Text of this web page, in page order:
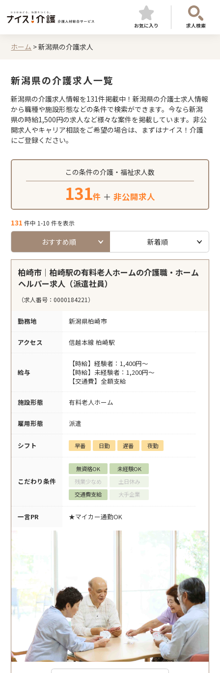
お気に入り 求人検索
ホーム >新潟県の介護求人
新潟県の介護求人一覧
新潟県の介護求人情報を131件掲載中！新潟県の介護士求人情報
から職種や施設形態などの条件で検索ができます。今なら新潟
県の時給1,500円の求人など様々な案件を掲載しています。非公
開求人やキャリア相談をご希望の場合は、まずはナイス！介護
にご登録ください。
この条件の介護・福祉求人数
131件 ＋ 非公開求人
131 件中 1-10 件を表示
おすすめ順 新着順
柏崎市｜柏崎駅の有料老人ホームの介護職・ホーム
ヘルパー求人（派遣社員）
（求人番号：0000184221）
勤務地 新潟県柏崎市
アクセス 信越本線 柏崎駅
給与
【時給】経験者：1,400円～
【時給】未経験者：1,200円～
【交通費】全額支給
施設形態 有料老人ホーム
雇用形態 派遣
シフト 早番 日勤 遅番 夜勤
こだわり条件
無資格OK
未経験OK
残業少なめ
土日休み
交通費支給
大手企業
一言PR ★マイカー通勤OK